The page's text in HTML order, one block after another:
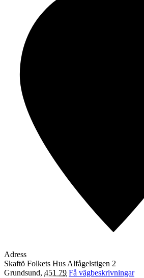
Adress
Skaftö Folkets Hus Alfågelstigen 2
Grundsund, 451 79 Få vägbeskrivningar